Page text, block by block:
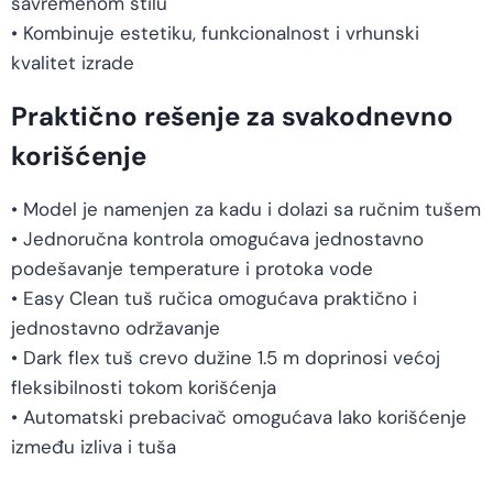
• Kombinuje estetiku, funkcionalnost i vrhunski
kvalitet izrade
Praktično rešenje za svakodnevno
korišćenje
• Model je namenjen za kadu i dolazi sa ručnim tušem
• Jednoručna kontrola omogućava jednostavno
podešavanje temperature i protoka vode
• Easy Clean tuš ručica omogućava praktično i
jednostavno održavanje
• Dark flex tuš crevo dužine 1.5 m doprinosi većoj
fleksibilnosti tokom korišćenja
• Automatski prebacivač omogućava lako korišćenje
između izliva i tuša